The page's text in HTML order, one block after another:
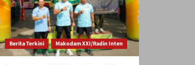
Berita Terkini Makodam XXI/Radin Inten